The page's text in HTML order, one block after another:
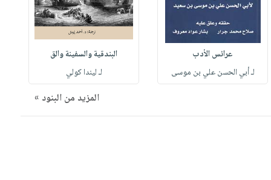
عرائس الأدب
لـ أبي الحسن علي بن موسى
البندقية والسفينة والق
لـ ليندا كولي
المزيد من البنود »